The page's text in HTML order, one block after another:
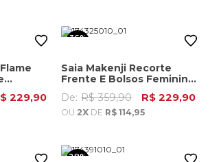
229,90
36%
Saia Makenji Recorte
Frente E Bolsos Feminina
De: R$ 359,90 R$ 229,90
OU 2X DE R$ 114,95
28%